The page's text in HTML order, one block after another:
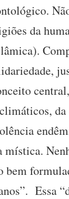
da
bem
Essa